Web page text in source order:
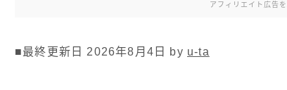
アフィリエイト広告
■最終更新日 2026年8月4日 by u-ta